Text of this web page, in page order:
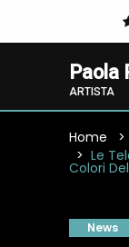
Paola
ARTISTA
Home
Le
Colori
News